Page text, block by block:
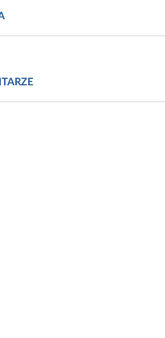
Rebecca Lodin, Peter
Tomljenovic-Hanic.